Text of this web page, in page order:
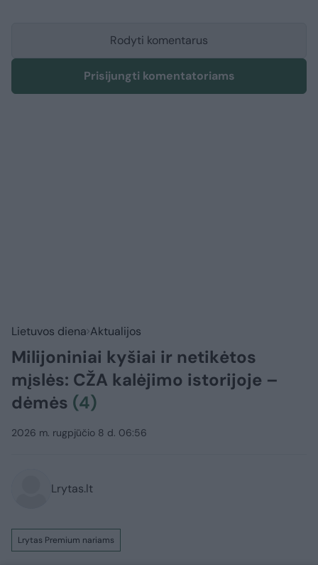
Rodyti komentarus
Prisijungti komentatoriams
Lietuvos diena Aktualijos
Milijoniniai kyšiai ir netikėtos
mįslės: CŽA kalėjimo istorijoje –
dėmės (4)
2026 m. rugpjūčio 8 d. 06:56
Lrytas.lt
Lrytas Premium nariams